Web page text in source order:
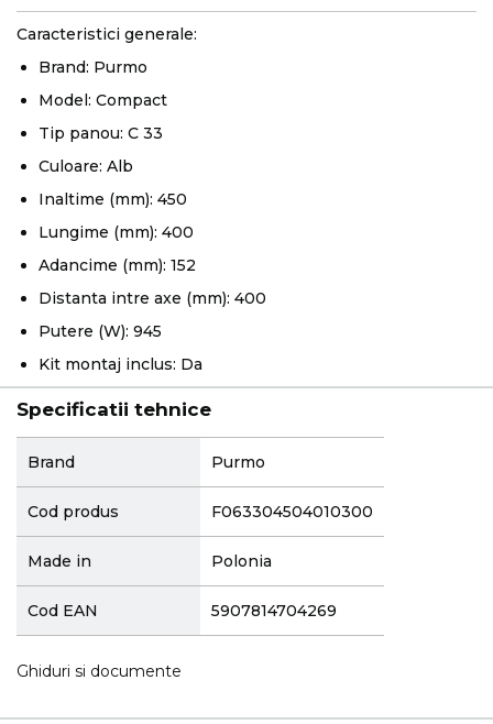
Caracteristici generale:
Brand: Purmo
Model: Compact
Tip panou: C 33
Culoare: Alb
Inaltime (mm): 450
Lungime (mm): 400
Adancime (mm): 152
Distanta intre axe (mm): 400
Putere (W): 945
Kit montaj inclus: Da
Specificatii tehnice
Brand Purmo
Cod produs F063304504010300
Made in Polonia
Cod EAN 5907814704269
Ghiduri si documente